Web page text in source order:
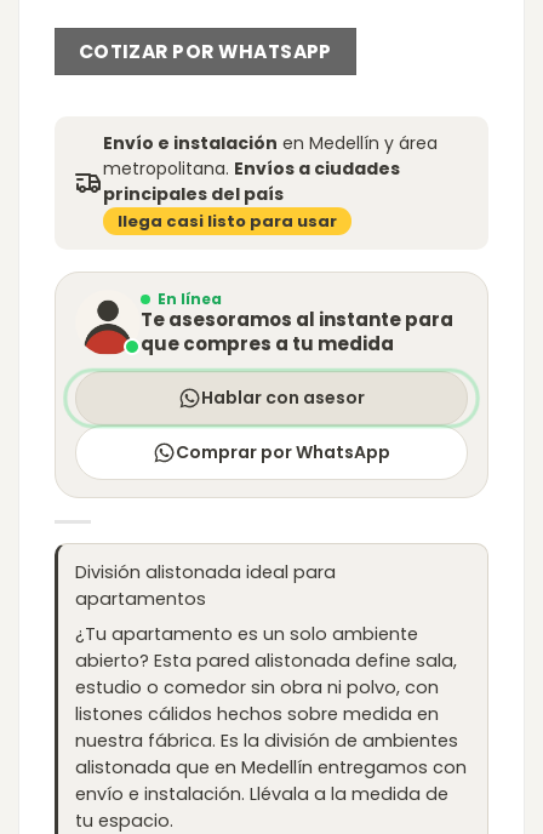
COTIZAR POR WHATSAPP
Envío e instalación en Medellín y área
metropolitana. Envíos a ciudades
principales del país
llega casi listo para usar
En línea
Te asesoramos al instante para
que compres a tu medida
Hablar con asesor
Comprar por WhatsApp
División alistonada ideal para
apartamentos
¿Tu apartamento es un solo ambiente
abierto? Esta pared alistonada define sala,
estudio o comedor sin obra ni polvo, con
listones cálidos hechos sobre medida en
nuestra fábrica. Es la división de ambientes
alistonada que en Medellín entregamos con
envío e instalación. Llévala a la medida de
tu espacio.